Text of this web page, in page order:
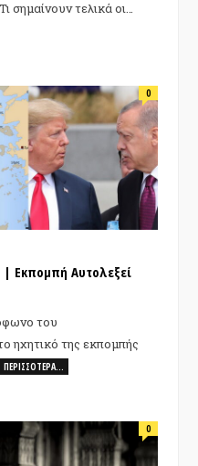
σημαίνουν τελικά οι…
0
| Εκπομπή Αυτολεξεί
του
ηχητικό της εκπομπής
ΠΕΡΙΣΣΌΤΕΡΑ…
0